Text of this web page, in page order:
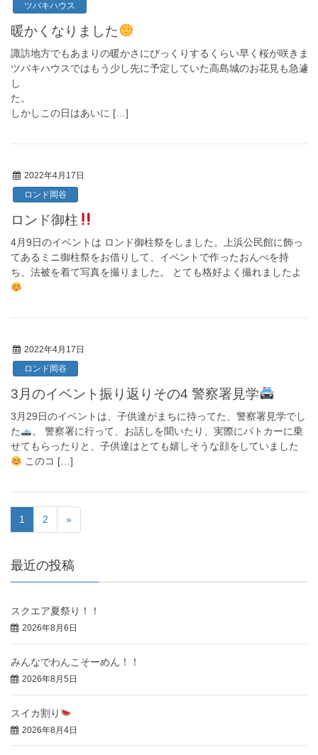
ツバキハウス
暖かくなりました
諏訪地方でもあまりの暖かさにびっくりするくらい早く桜が咲きま
ツバキハウスではもう少し先に予定していた高島城のお花見も急遽
し
た
しかしこの日はあいに […]
2022年4月17日
ロンド岡谷
ロンド御柱
4月9日のイベントは ロンド御柱祭をしました。上浜公民館に飾っ
てあるミニ御柱祭をお借りして、イベントで作ったおんべを持
ち、法被を着て写真を撮りました。 とても格好よく撮れましたよ
2022年4月17日
ロンド岡谷
3月のイベント振り返りその4 警察署見学
3月29日のイベントは、子供達がまちに待ってた、警察署見学でし
た
。 警察署に行って、お話しを聞いたり、実際にパトカーに乗
せてもらったりと、子供達はとても嬉しそうな顔をしていました
このコ […]
1 2 »
最近の投稿
スクエア夏祭り！！
2026年8月6日
みんなでわんこそーめん！！
2026年8月5日
スイカ割り
2026年8月4日